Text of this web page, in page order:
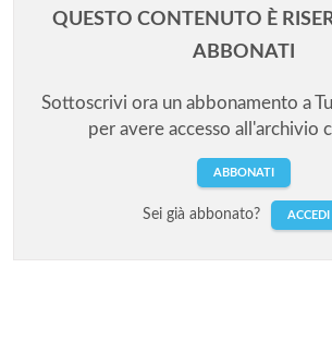
QUESTO CONTENUTO È
ABBONATI
Sottoscrivi ora un abbonamento a
per avere accesso all'archivio
ABBONATI
Sei già abbonato? ACCEDI